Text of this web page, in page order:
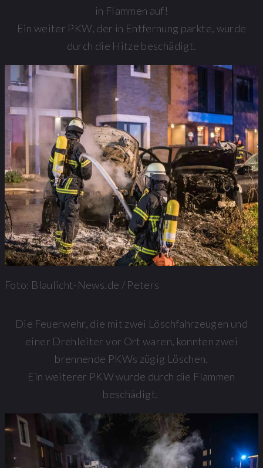
in Flammen auf!
Ein weiter PKW, der in Entfernung parkte, wurde
durch die Hitze beschädigt.
Foto: Blaulicht-News.de / Peters
Die Feuerwehr, die mit zwei Löschfahrzeugen und
einer Drehleiter vor Ort waren, konnten zwei
brennende PKWs zügig Löschen.
Ein weiterer PKW wurde durch die Flammen
beschädigt.